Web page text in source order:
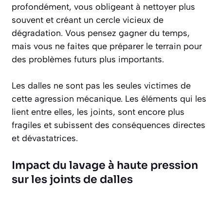
profondément, vous obligeant à nettoyer plus
souvent et créant un cercle vicieux de
dégradation. Vous pensez gagner du temps,
mais vous ne faites que préparer le terrain pour
des problèmes futurs plus importants.
Les dalles ne sont pas les seules victimes de
cette agression mécanique. Les éléments qui les
lient entre elles, les joints, sont encore plus
fragiles et subissent des conséquences directes
et dévastatrices.
Impact du lavage à haute pression
sur les joints de dalles